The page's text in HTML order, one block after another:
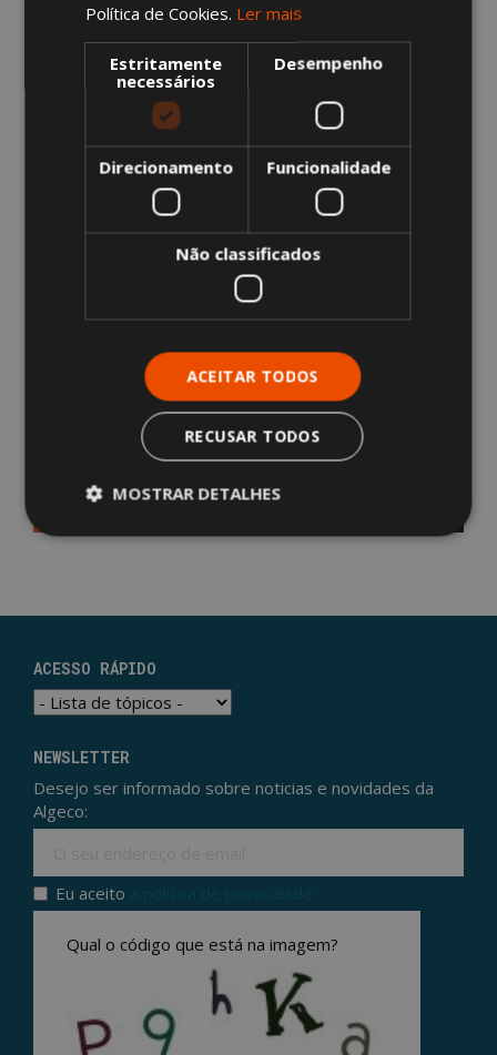
SABER MAIS
SEGURANÇAE PREVENÇÃODE
SABER MAIS
ENERGIA
SABER MAIS
ACESSO RÁPIDO
NEWSLETTER
Desejo ser informado sobre noticias e novidades da
Algeco:
Eu aceito
Politica de privacidade*
Qual o código que está na imagem?
Política de Cookies. Ler mais
Estritamente
necessários
Desempenho
Direcionamento Funcionalidade
Não classificados
ACEITAR TODOS
RECUSAR TODOS
MOSTRAR DETALHES